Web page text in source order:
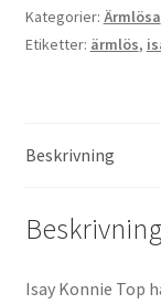
Kategorier: Ärmlösa
Etiketter: ärmlös,
Beskrivning
Beskrivning
Isay Konnie Top